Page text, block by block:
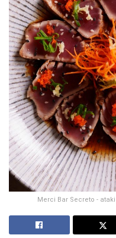
Merci Bar Secreto -